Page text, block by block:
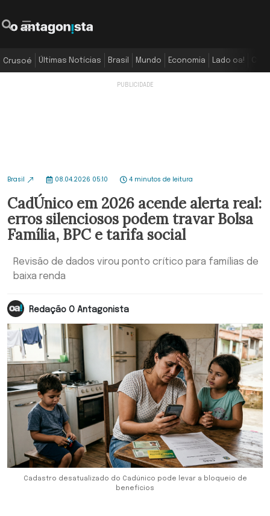
Crusoé Últimas Notícias Brasil Mundo Economia Lado oa!
Brasil 08.04.2026 05:10 4 minutos de leitura
CadÚnico em 2026 acende alerta real:
erros silenciosos podem travar Bolsa
Família, BPC e tarifa social
Revisão de dados virou ponto crítico para famílias de
baixa renda
Redação O Antagonista
Cadastro desatualizado do Cadúnico pode levar a bloqueio de
benefícios